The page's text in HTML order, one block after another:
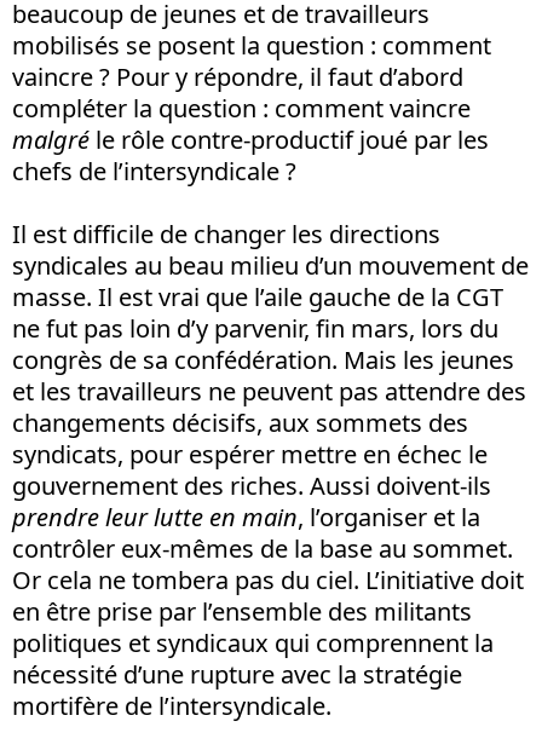
beaucoup de jeunes et de travailleurs
mobilisés se posent la question : comment
vaincre ? Pour y répondre, il faut d’abord
compléter la question : comment vaincre
malgré le rôle contre-productif joué par les
chefs de l’intersyndicale ?
Il est difficile de changer les directions
syndicales au beau milieu d’un mouvement de
masse. Il est vrai que l’aile gauche de la CGT
ne fut pas loin d’y parvenir, fin mars, lors du
congrès de sa confédération. Mais les jeunes
et les travailleurs ne peuvent pas attendre des
changements décisifs, aux sommets des
syndicats, pour espérer mettre en échec le
gouvernement des riches. Aussi doivent-ils
prendre leur lutte en main, l’organiser et la
contrôler eux-mêmes de la base au sommet.
Or cela ne tombera pas du ciel. L’initiative doit
en être prise par l’ensemble des militants
politiques et syndicaux qui comprennent la
nécessité d’une rupture avec la stratégie
mortifère de l’intersyndicale.